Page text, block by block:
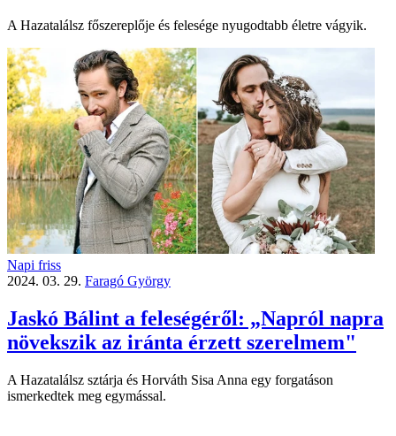
A Hazatalálsz főszereplője és felesége nyugodtabb életre vágyik.
Napi friss
2024. 03. 29. Faragó György
Jaskó Bálint a feleségéről: „Napról napra
növekszik az iránta érzett szerelmem"
A Hazatalálsz sztárja és Horváth Sisa Anna egy forgatáson
ismerkedtek meg egymással.